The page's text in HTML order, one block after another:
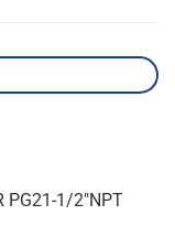
1/2″NPT